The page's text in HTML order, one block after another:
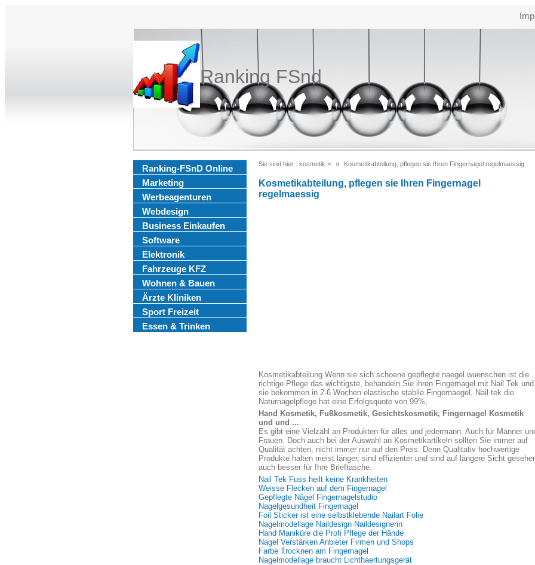
Ranking FSnd
Ranking-FSnD Online
Marketing
Werbeagenturen
Webdesign
Business Einkaufen
Software
Elektronik
Fahrzeuge KFZ
Wohnen & Bauen
Ärzte Kliniken
Sport Freizeit
Essen & Trinken
Sie sind hier : kosmetik > Kosmetikabteilung, pflegen sie Ihren Fingernagel regelmaessig
Kosmetikabteilung, pflegen sie Ihren Fingernagel
regelmaessig
Kosmetikabteilung Wenn sie sich schoene gepflegte naegel wuenschen ist die
richtige Pflege das wichtigste, behandeln Sie ihren Fingernagel mit Nail Tek und
sie bekommen in 2-6 Wochen elastische stabile Fingernaegel, Nail tek die
Naturnagelpflege hat eine Erfolgsquote von 99%,
Hand Kosmetik, Fußkosmetik, Gesichtskosmetik, Fingernagel Kosmetik
und und ...
Es gibt eine Vielzahl an Produkten für alles und jedermann. Auch für Männer
Frauen. Doch auch bei der Auswahl an Kosmetikartikeln sollten Sie immer auf
Qualität achten, nicht immer nur auf den Preis. Denn Qualitativ hochwertige
Produkte halten meist länger, sind effizienter und sind auf längere Sicht
auch besser für Ihre Brieftasche.
Nail Tek Fuss heilt keine Krankheiten
Weisse Flecken auf dem Fingernagel
Gepflegte Nägel Fingernagelstudio
Nagelgesundheit Fingernagel
Foil Sticker ist eine selbstklebende Nailart Folie
Nagelmodellage Naildesign Naildesignerin
Hand Maniküre die Profi Pflege der Hände
Nagel Verstärken Anbieter Firmen und Shops
Farbe Trocknen am Fingernagel
Nagelmodellage braucht Lichthaertungsgerät